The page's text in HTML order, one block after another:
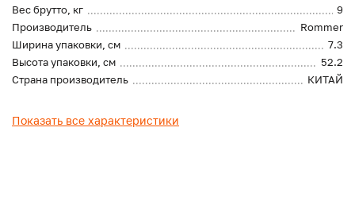
Вес брутто, кг
9
Производитель
Rommer
Ширина упаковки, см
7.3
Высота упаковки, см
52.2
Страна производитель
КИТАЙ
Показать все характеристики